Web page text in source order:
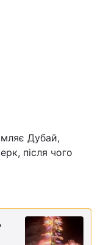
Дубай,
після чого